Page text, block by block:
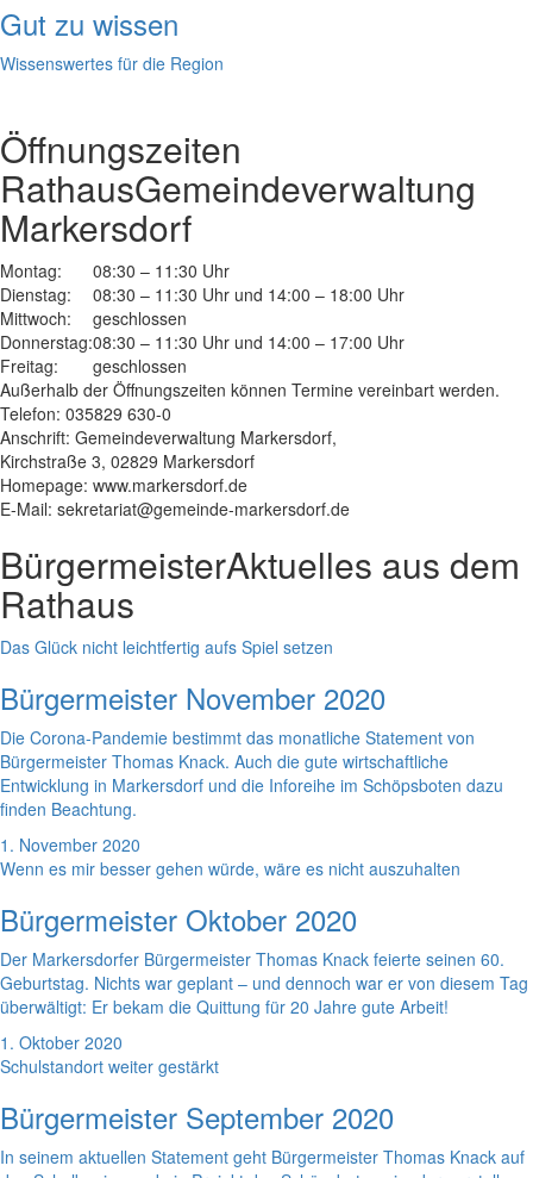
Gut zu wissen
Wissenswertes für die Region
Öffnungszeiten
RathausGemeindeverwaltung
Markersdorf
Montag:
08:30 – 11:30 Uhr
Dienstag:
08:30 – 11:30 Uhr und 14:00 – 18:00 Uhr
Mittwoch:
geschlossen
Donnerstag:08:30 – 11:30 Uhr und 14:00 – 17:00 Uhr
Freitag:
geschlossen
Außerhalb der Öffnungszeiten können Termine vereinbart werden.
Telefon: 035829 630-0
Anschrift: Gemeindeverwaltung Markersdorf,
Kirchstraße 3, 02829 Markersdorf
Homepage: www.markersdorf.de
E-Mail: sekretariat@gemeinde-markersdorf.de
BürgermeisterAktuelles aus dem
Rathaus
Das Glück nicht leichtfertig aufs Spiel setzen
Bürgermeister November 2020
Die Corona-Pandemie bestimmt das monatliche Statement von
Bürgermeister Thomas Knack. Auch die gute wirtschaftliche
Entwicklung in Markersdorf und die Inforeihe im Schöpsboten dazu
finden Beachtung.
1. November 2020
Wenn es mir besser gehen würde, wäre es nicht auszuhalten
Bürgermeister Oktober 2020
Der Markersdorfer Bürgermeister Thomas Knack feierte seinen 60.
Geburtstag. Nichts war geplant – und dennoch war er von diesem Tag
überwältigt: Er bekam die Quittung für 20 Jahre gute Arbeit!
1. Oktober 2020
Schulstandort weiter gestärkt
Bürgermeister September 2020
In seinem aktuellen Statement geht Bürgermeister Thomas Knack auf